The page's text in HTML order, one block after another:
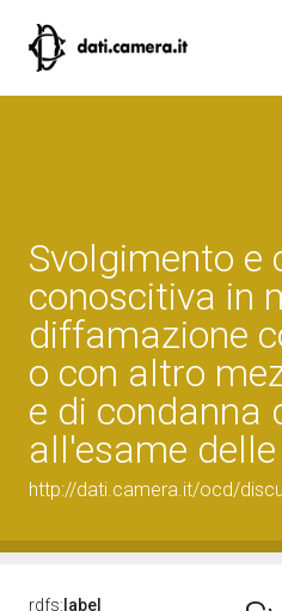
Svolgimento e
conoscitiva in
diffamazione
o con altro
e di condanna
all'esame
http://dati.camera.it/ocd/
rdfs: label